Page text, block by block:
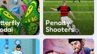
Penalty
Shooters